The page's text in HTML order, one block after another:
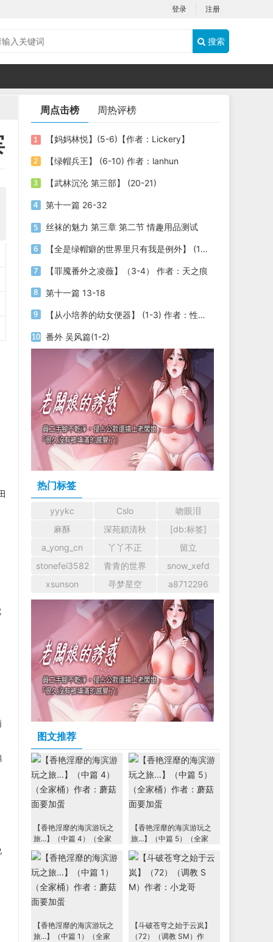
登录 注册
搜索
周点击榜 周热评榜
【妈妈林悦】(5-6)【作者：Lickery】
【绿帽兵王】 (6-10) 作者：lanhun
【武林沉沦 第三部】 (20-21)
第十一篇 26-32
丝袜的魅力 第三章 第二节 情趣用品测试
【全是绿帽癖的世界里只有我是例外】 (1-3) 作者：劫色司机
【罪魇番外之凌薇】（3-4） 作者：天之痕
第十一篇 13-18
【从小培养的幼女便器】 (1-3) 作者：性yin
番外 吴风篇(1-2)
热门标签
yyykc Cslo
吻眼泪
麻酥
深苑鎖清秋
[db:标签]
a_yong_cn
丫丫不正
留立
stonefei3582
青青的世界
snow_xefd
xsunson
寻梦星空 a8712296
图文推荐
【香艳淫靡的海滨游玩之
旅...】（中篇 4）（全家
桶）作者：蘑菇面要加蛋
【香艳淫靡的海滨游玩之
旅...】（中篇 5）（全家
桶）作者：蘑菇面要加蛋
【香艳淫靡的海滨游玩之
旅...】（中篇 1）（全家
【斗破苍穹之始于云岚】
（72）（调教 SM）作